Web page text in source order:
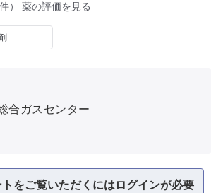
） 薬の評価を見る
合ガスセンター
をご覧いただくにはログインが必要